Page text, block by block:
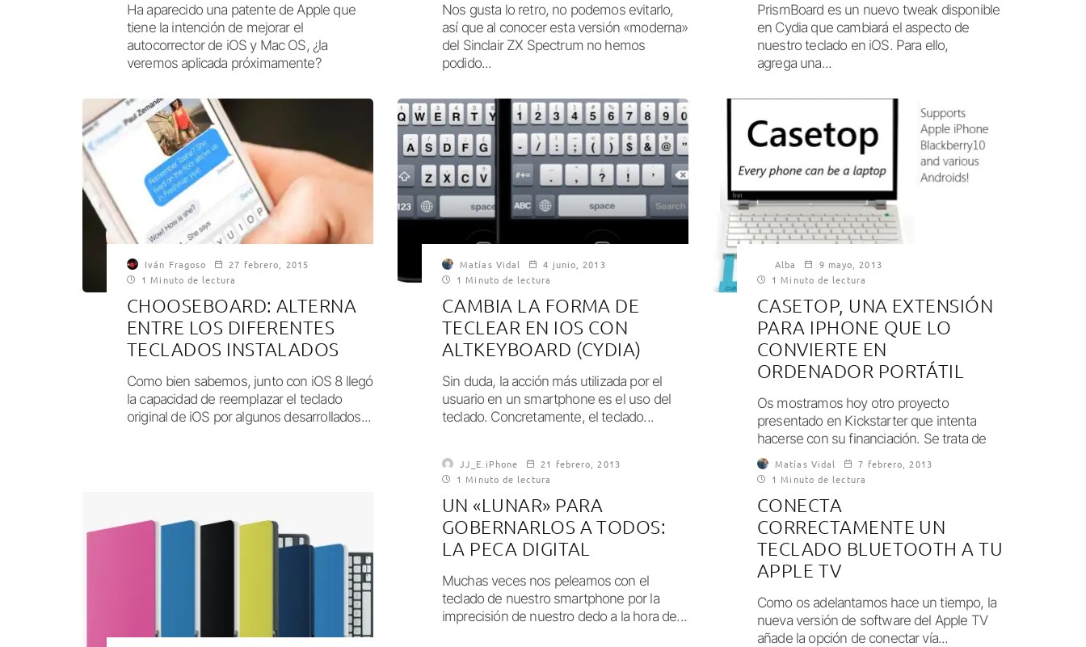
Ha aparecido una patente de Apple que
tiene la intención de mejorar el
autocorrector de iOS y Mac OS, ¿la
veremos aplicada próximamente?
Nos gusta lo retro, no podemos evitarlo,
así que al conocer esta versión «moderna»
del Sinclair ZX Spectrum no hemos
podido...
PrismBoard es un nuevo tweak disponible
en Cydia que cambiará el aspecto de
nuestro teclado en iOS. Para ello,
agrega una...
Iván Fragoso
27 febrero, 2015
1 Minuto de lectura
CHOOSEBOARD: ALTERNA
ENTRE LOS DIFERENTES
TECLADOS INSTALADOS
Como bien sabemos, junto con iOS 8 llegó
la capacidad de reemplazar el teclado
original de iOS por algunos desarrollados...
Matías Vidal
4 junio, 2013
1 Minuto de lectura
CAMBIA LA FORMA DE
TECLEAR EN IOS CON
ALTKEYBOARD (CYDIA)
Sin duda, la acción más utilizada por el
usuario en un smartphone es el uso del
teclado. Concretamente, el teclado...
Alba
9 mayo, 2013
1 Minuto de lectura
CASETOP, UNA EXTENSIÓN
PARA IPHONE QUE LO
CONVIERTE EN
ORDENADOR PORTÁTIL
Os mostramos hoy otro proyecto
presentado en Kickstarter que intenta
hacerse con su financiación. Se trata de
una especie de...
JJ_E.iPhone
21 febrero, 2013
1 Minuto de lectura
UN «LUNAR» PARA
GOBERNARLOS A TODOS:
LA PECA DIGITAL
Muchas veces nos peleamos con el
teclado de nuestro smartphone por la
imprecisión de nuestro dedo a la hora de...
Matías Vidal
7 febrero, 2013
1 Minuto de lectura
CONECTA
CORRECTAMENTE UN
TECLADO BLUETOOTH A TU
APPLE TV
Como os adelantamos hace un tiempo, la
nueva versión de software del Apple TV
añade la opción de conectar vía...